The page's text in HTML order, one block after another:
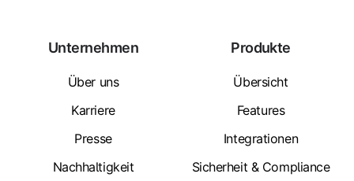
Unternehmen
Über uns
Karriere
Presse
Nachhaltigkeit
Produkte
Übersicht
Features
Integrationen
Sicherheit & Compliance